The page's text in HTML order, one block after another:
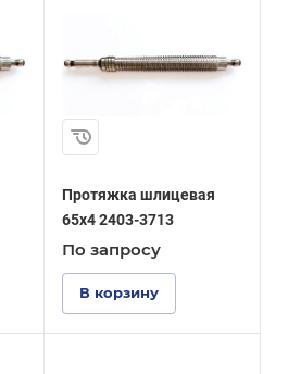
Протяжка шлицевая
65x4 2403-3713
По запросу
В корзину